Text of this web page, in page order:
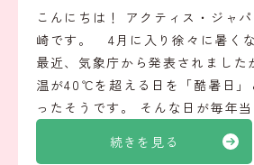
続きを見る
こんにちは！ アクティス・ジャ
崎です。 4月に入り徐々に暑くな
最近、気象庁から発表されました
温が40℃を超える日を「酷暑日」
ったそうです。 そんな日が毎年